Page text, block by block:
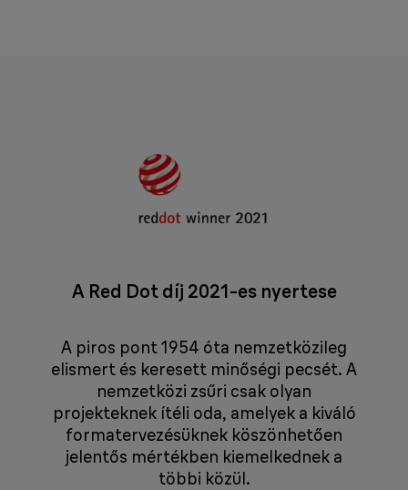
A Red Dot díj 2021-es nyertese
A piros pont 1954 óta nemzetközileg
elismert és keresett minőségi pecsét. A
nemzetközi zsűri csak olyan
projekteknek ítéli oda, amelyek a kiváló
formatervezésüknek köszönhetően
jelentős mértékben kiemelkednek a
többi közül.